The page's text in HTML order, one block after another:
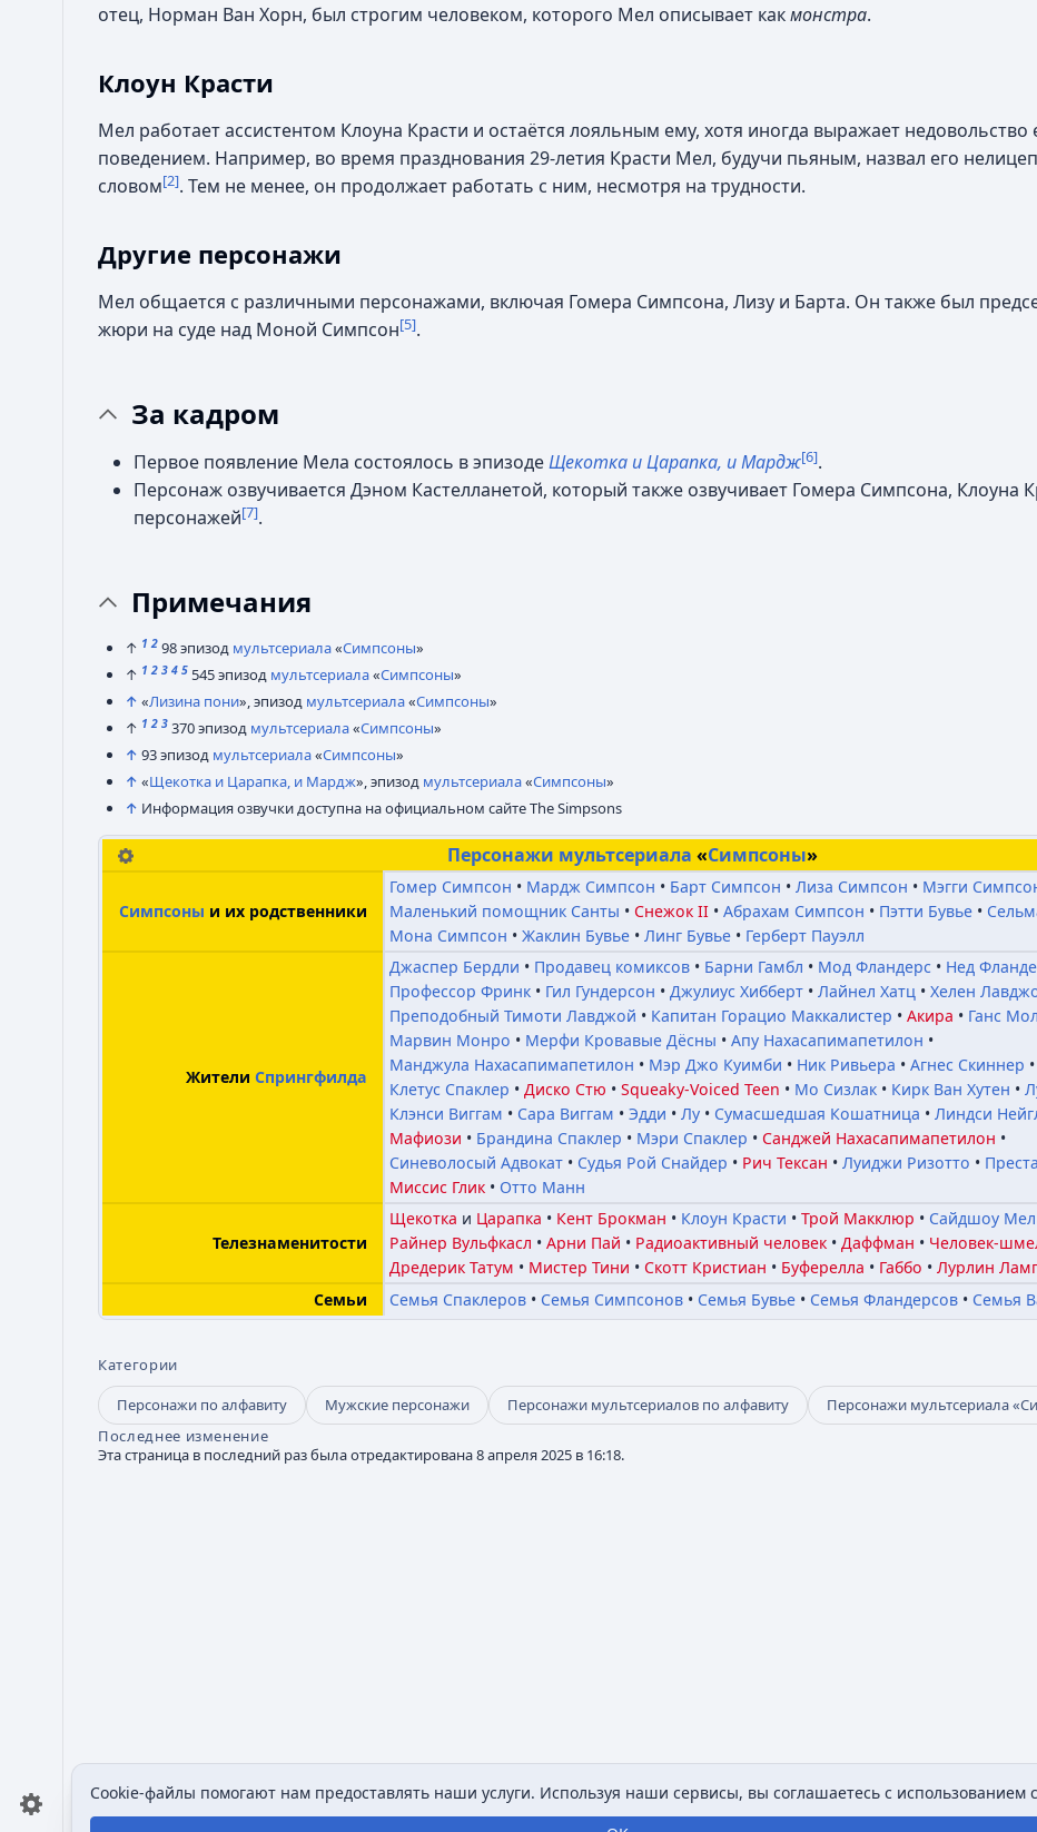
отец, Норман Ван Хорн, был строгим человеком, которого Мел описывает какмонстра.
Клоун Красти
Мел работает ассистентом Клоуна Красти и остаётся лояльным ему, хотя иногда выражает недовольство
поведением. Например, во время празднования 29-летия Красти Мел, будучи пьяным, назвал его
словом[2]. Тем не менее, он продолжает работать с ним, несмотря на трудности.
Другие персонажи
Мел общается с различными персонажами, включая Гомера Симпсона, Лизу и Барта. Он также был
жюри на суде над Моной Симпсон[5].
За кадром
Первое появление Мела состоялось в эпизодеЩекотка и Царапка, и Мардж[6].
Персонаж озвучивается Дэном Кастелланетой, который также озвучивает Гомера Симпсона, Клоуна
персонажей[7].
Примечания
↑ 1 2 98 эпизод мультсериала«Симпсоны»
↑ 1 2 3 4 5 545 эпизод мультсериала«Симпсоны»
↑ «Лизина пони», эпизод мультсериала«Симпсоны»
↑ 1 2 3 370 эпизод мультсериала«Симпсоны»
↑ 93 эпизод мультсериала«Симпсоны»
↑ «Щекотка и Царапка, и Мардж», эпизод мультсериала«Симпсоны»
↑ Информация озвучки доступна на официальном сайте The Simpsons
Персонажи мультсериала «Симпсоны»
Симпсоны и их родственники
Гомер Симпсон Мардж Симпсон Барт Симпсон Лиза Симпсон
Мэгги
Маленький помощник Санты
Снежок II Абрахам Симпсон Пэтти Бувье
Мона Симпсон
Жаклин Бувье Линг Бувье Герберт Пауэлл
Жители Спрингфилда
Джаспер Бердли Продавец комиксов Барни Гамбл Мод Фландерс
Нед
Профессор Фринк
Гил Гундерсон Джулиус Хибберт Лайнел Хатц
Хелен
Преподобный Тимоти Лавджой
Капитан Горацио Маккалистер Акира
Ганс
Марвин Монро
Мерфи Кровавые Дёсны
Апу Нахасапимапетилон
Манджула Нахасапимапетилон
Мэр Джо Куимби Ник Ривьера
Агнес Скиннер
Клетус Спаклер
Диско Стю Squeaky-Voiced Teen Мо Сизлак Кирк Ван Хутен
Клэнси Виггам
Сара Виггам Эдди Лу Сумасшедшая Кошатница Линдси
Мафиози
Брандина Спаклер Мэри Спаклер
Санджей Нахасапимапетилон
Синеволосый Адвокат
Судья Рой Снайдер Рич Тексан Луиджи Ризотто
Миссис Глик
Отто Манн
Телезнаменитости
Щекотка и Царапка Кент Брокман Клоун Красти Трой Макклюр
Сайдшоу Мел
Райнер Вульфкасл
Арни Пай Радиоактивный человек Даффман
Человек-
Дредерик Татум
Мистер Тини Скотт Кристиан Буферелла Габбо
Лурлин
Семьи
Семья Спаклеров Семья Симпсонов Семья Бувье Семья Фландерсов Семья
Категории
Персонажи по алфавиту
Мужские персонажи Персонажи мультсериалов по алфавиту Персонажи мультсериала
Последнее изменение
Эта страница в последний раз была отредактирована 8 апреля 2025 в 16:18.
Cookie-файлы помогают нам предоставлять наши услуги. Используя наши сервисы, вы соглашаетесь с использованием